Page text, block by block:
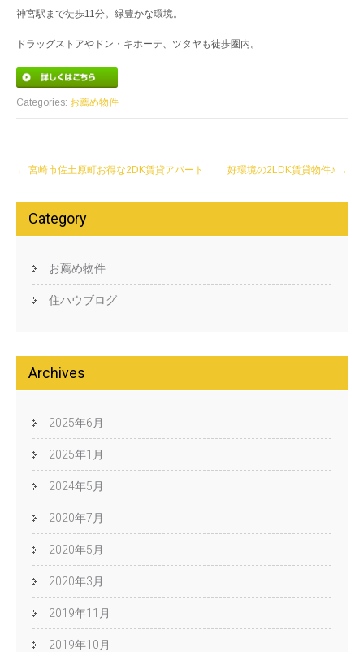
神宮駅まで徒歩11分。緑豊かな環境。
ドラッグストアやドン・キホーテ、ツタヤも徒歩圏内。
Categories: お薦め物件
Post
← 宮崎市佐土原町お得な2DK賃貸アパート 好環境の2LDK賃貸物件♪ →
Category
お薦め物件
住ハウブログ
Archives
2025年6月
2025年1月
2024年5月
2020年7月
2020年5月
2020年3月
2019年11月
2019年10月